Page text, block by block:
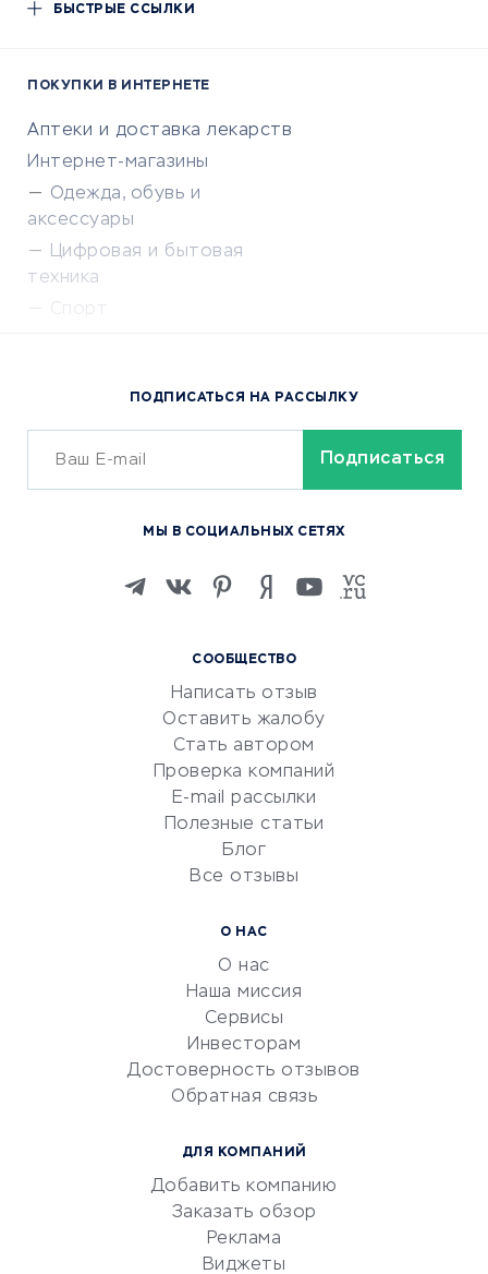
БЫСТРЫЕ ССЫЛКИ
ПОКУПКИ В ИНТЕРНЕТЕ
Аптеки и доставка лекарств
Интернет-магазины
Одежда, обувь и
аксессуары
Цифровая и бытовая
техника
Спорт
Сервисы доставки
ОБУЧЕНИЕ И РАБОТА
Изучение иностранных
Маркетинг и продажи
Репетиторство
Красота и здоровье
Сервисы по поиску работы
Сетевой маркетинг
УСЛУГИ ДЛЯ БИЗНЕСА
документооборот
Юридические компании
Бухгалтерия онлайн
СООБЩЕСТВО
Написать отзыв
Оставить жалобу
Стать автором
Проверка компаний
E-mail рассылки
Полезные статьи
Блог
Все отзывы
О НАС
О нас
Наша миссия
Сервисы
Инвесторам
Достоверность отзывов
Обратная связь
ДЛЯ КОМПАНИЙ
Добавить компанию
Заказать обзор
Реклама
Виджеты
ПОДПИСАТЬСЯ НА РАССЫЛКУ
МЫ В СОЦИАЛЬНЫХ СЕТЯХ